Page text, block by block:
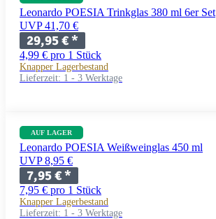
Leonardo POESIA Trinkglas 380 ml 6er Set
UVP 41,70 €
29,95 €*
4,99 € pro 1 Stück
Knapper Lagerbestand
Lieferzeit: 1 - 3 Werktage
AUF LAGER
Leonardo POESIA Weißweinglas 450 ml
UVP 8,95 €
7,95 €*
7,95 € pro 1 Stück
Knapper Lagerbestand
Lieferzeit: 1 - 3 Werktage